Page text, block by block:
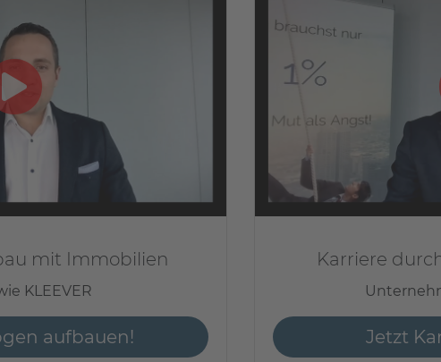
mit Immobilien
KLEEVER
aufbauen!
Karriere
Jetzt